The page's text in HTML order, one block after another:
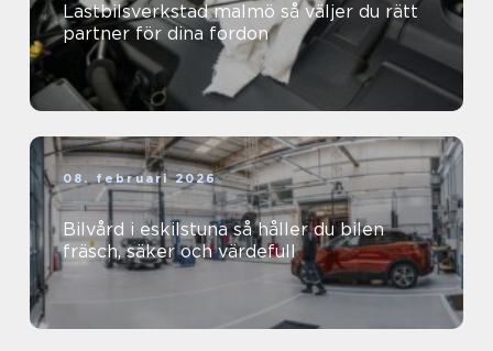
Lastbilsverkstad malmö så väljer du rätt
partner för dina fordon
08. februari 2026
Bilvård i eskilstuna så håller du bilen
fräsch, säker och värdefull